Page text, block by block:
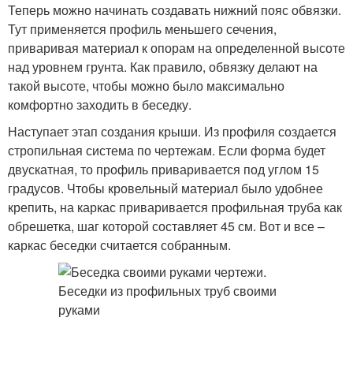
Теперь можно начинать создавать нижний пояс обвязки.
Тут применяется профиль меньшего сечения,
приваривая материал к опорам на определенной высоте
над уровнем грунта. Как правило, обвязку делают на
такой высоте, чтобы можно было максимально
комфортно заходить в беседку.
Наступает этап создания крыши. Из профиля создается
стропильная система по чертежам. Если форма будет
двускатная, то профиль приваривается под углом 15
градусов. Чтобы кровельный материал было удобнее
крепить, на каркас приваривается профильная труба как
обрешетка, шаг которой составляет 45 см. Вот и все –
каркас беседки считается собранным.